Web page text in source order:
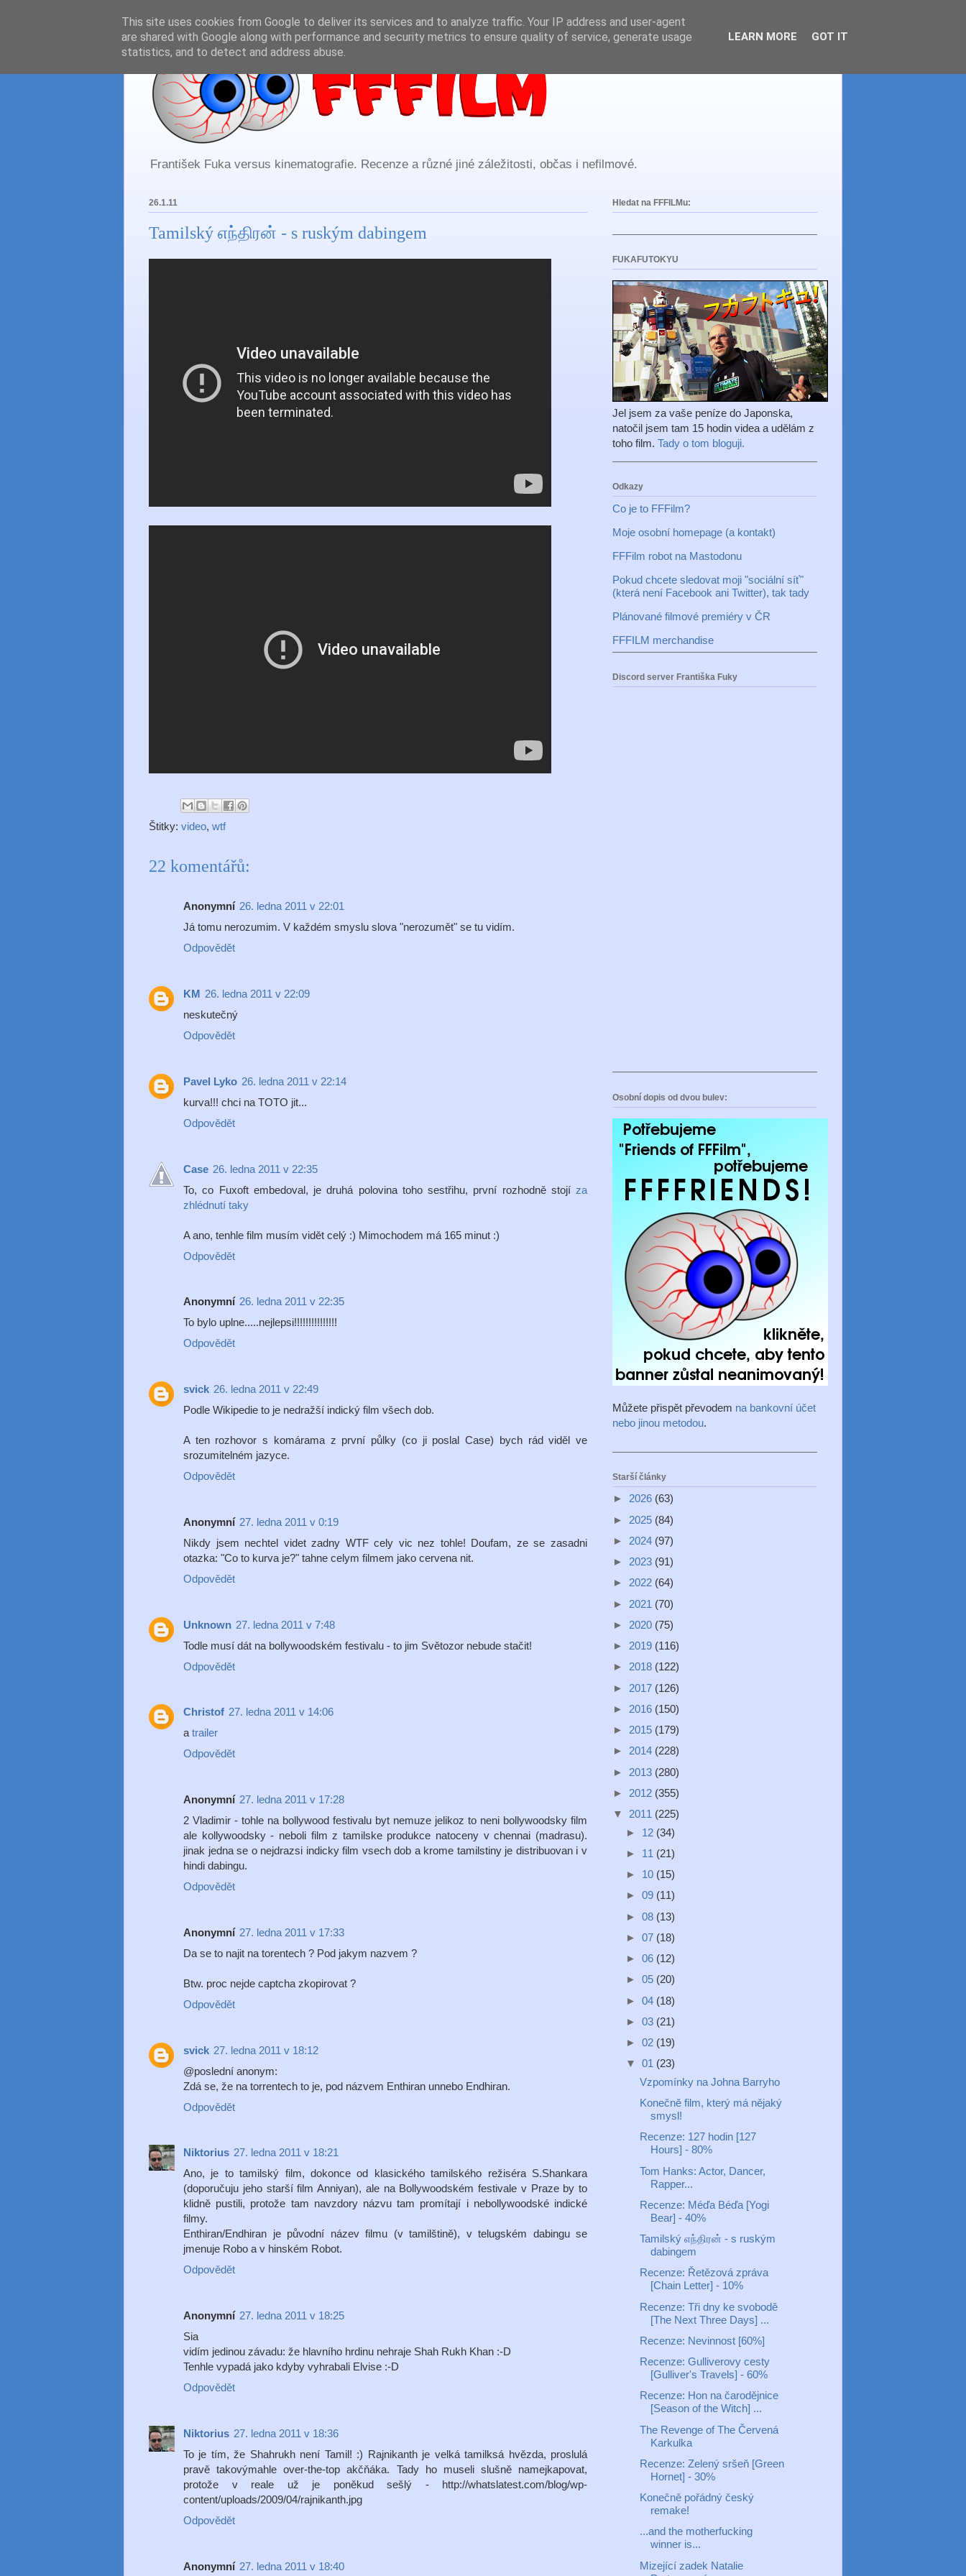
František Fuka versus kinematografie. Recenze a různé jiné záležitosti, občas i nefilmové.
26.1.11
Tamilský எந்திரன் - s ruským dabingem
Štitky: video, wtf
22 komentářů:
Anonymní 26. ledna 2011 v 22:01
Já tomu nerozumim. V každém smyslu slova "nerozumět" se tu vidím.
Odpovědět
KM 26. ledna 2011 v 22:09
neskutečný
Odpovědět
Pavel Lyko 26. ledna 2011 v 22:14
kurva!!! chci na TOTO jit...
Odpovědět
Case 26. ledna 2011 v 22:35
To, co Fuxoft embedoval, je druhá polovina toho sestřihu, první rozhodně stojí za
zhlédnutí taky
A ano, tenhle film musím vidět celý :) Mimochodem má 165 minut :)
Odpovědět
Anonymní 26. ledna 2011 v 22:35
To bylo uplne.....nejlepsi!!!!!!!!!!!!!!!
Odpovědět
svick 26. ledna 2011 v 22:49
Podle Wikipedie to je nedražší indický film všech dob.
A ten rozhovor s komárama z první půlky (co ji poslal Case) bych rád viděl ve
srozumitelném jazyce.
Odpovědět
Anonymní 27. ledna 2011 v 0:19
Nikdy jsem nechtel videt zadny WTF cely vic nez tohle! Doufam, ze se zasadni
otazka: "Co to kurva je?" tahne celym filmem jako cervena nit.
Odpovědět
Unknown 27. ledna 2011 v 7:48
Todle musí dát na bollywoodském festivalu - to jim Světozor nebude stačit!
Odpovědět
Christof 27. ledna 2011 v 14:06
a trailer
Odpovědět
Anonymní 27. ledna 2011 v 17:28
2 Vladimir - tohle na bollywood festivalu byt nemuze jelikoz to neni bollywoodsky film
ale kollywoodsky - neboli film z tamilske produkce natoceny v chennai (madrasu).
jinak jedna se o nejdrazsi indicky film vsech dob a krome tamilstiny je distribuovan i v
hindi dabingu.
Odpovědět
Anonymní 27. ledna 2011 v 17:33
Da se to najit na torentech ? Pod jakym nazvem ?
Btw. proc nejde captcha zkopirovat ?
Odpovědět
svick 27. ledna 2011 v 18:12
@poslední anonym:
Zdá se, že na torrentech to je, pod názvem Enthiran unnebo Endhiran.
Odpovědět
Niktorius 27. ledna 2011 v 18:21
Ano, je to tamilský film, dokonce od klasického tamilského režiséra S.Shankara
(doporučuju jeho starší film Anniyan), ale na Bollywoodském festivale v Praze by to
klidně pustili, protože tam navzdory názvu tam promítají i nebollywoodské indické
filmy.
Enthiran/Endhiran je původní název filmu (v tamilštině), v telugském dabingu se
jmenuje Robo a v hinském Robot.
Odpovědět
Anonymní 27. ledna 2011 v 18:25
Sia
vidím jedinou závadu: že hlavního hrdinu nehraje Shah Rukh Khan :-D
Tenhle vypadá jako kdyby vyhrabali Elvise :-D
Odpovědět
Niktorius 27. ledna 2011 v 18:36
To je tím, že Shahrukh není Tamil! :) Rajnikanth je velká tamilksá hvězda, proslulá
pravě takovýmahle over-the-top akčňáka. Tady ho museli slušně namejkapovat,
protože v reale už je poněkud sešlý - http://whatslatest.com/blog/wp-
content/uploads/2009/04/rajnikanth.jpg
Odpovědět
Anonymní 27. ledna 2011 v 18:40
Hledat na FFFILMu:
FUKAFUTOKYU
Jel jsem za vaše peníze do Japonska,
natočil jsem tam 15 hodin videa a udělám z
toho film. Tady o tom bloguji.
Odkazy
Co je to FFFilm?
Moje osobní homepage (a kontakt)
FFFilm robot na Mastodonu
Pokud chcete sledovat moji "sociální síť"
(která není Facebook ani Twitter), tak tady
Plánované filmové premiéry v ČR
FFFILM merchandise
Discord server Františka Fuky
Osobní dopis od dvou bulev:
Můžete přispět převodem na bankovní účet
nebo jinou metodou.
Starší články
► 2026 (63)
► 2025 (84)
► 2024 (97)
► 2023 (91)
► 2022 (64)
► 2021 (70)
► 2020 (75)
► 2019 (116)
► 2018 (122)
► 2017 (126)
► 2016 (150)
► 2015 (179)
► 2014 (228)
► 2013 (280)
► 2012 (355)
▼ 2011 (225)
► 12 (34)
► 11 (21)
► 10 (15)
► 09 (11)
► 08 (13)
► 07 (18)
► 06 (12)
► 05 (20)
► 04 (18)
► 03 (21)
► 02 (19)
▼ 01 (23)
Vzpomínky na Johna Barryho
Konečně film, který má nějaký
smysl!
Recenze: 127 hodin [127
Hours] - 80%
Tom Hanks: Actor, Dancer,
Rapper...
Recenze: Méďa Béďa [Yogi
Bear] - 40%
Tamilský எந்திரன் - s ruským
dabingem
Recenze: Řetězová zpráva
[Chain Letter] - 10%
Recenze: Tři dny ke svobodě
[The Next Three Days] ...
Recenze: Nevinnost [60%]
Recenze: Gulliverovy cesty
[Gulliver's Travels] - 60%
Recenze: Hon na čarodějnice
[Season of the Witch] ...
The Revenge of The Červená
Karkulka
Recenze: Zelený sršeň [Green
Hornet] - 30%
Konečně pořádný český
remake!
...and the motherfucking
winner is...
Mizející zadek Natalie
This site uses cookies from Google to deliver its services and to analyze traffic. Your IP address and user-agent
are shared with Google along with performance and security metrics to ensure quality of service, generate usage
statistics, and to detect and address abuse.
LEARN MORE GOT IT